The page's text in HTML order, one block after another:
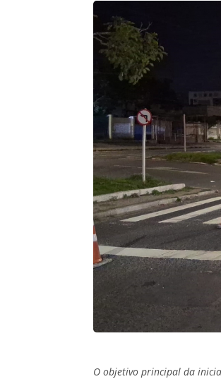
O objetivo principal da